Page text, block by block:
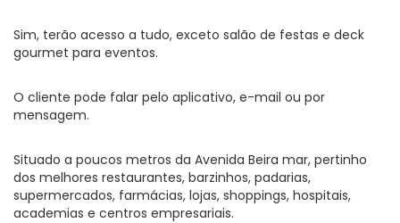
Sim, terão acesso a tudo, exceto salão de festas e deck
gourmet para eventos.
O cliente pode falar pelo aplicativo, e-mail ou por
mensagem.
Situado a poucos metros da Avenida Beira mar, pertinho
dos melhores restaurantes, barzinhos, padarias,
supermercados, farmácias, lojas, shoppings, hospitais,
academias e centros empresariais.